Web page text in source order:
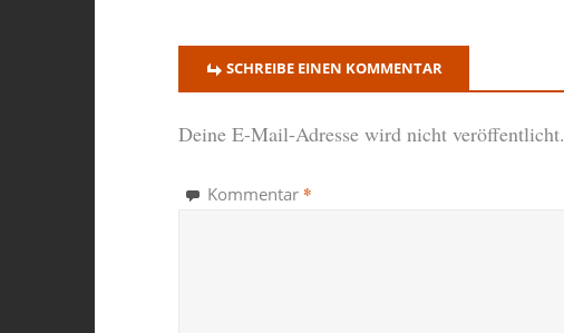
SCHREIBE EINEN KOMMENTAR
Deine E-Mail-Adresse wird nicht veröffentlicht.
Kommentar *